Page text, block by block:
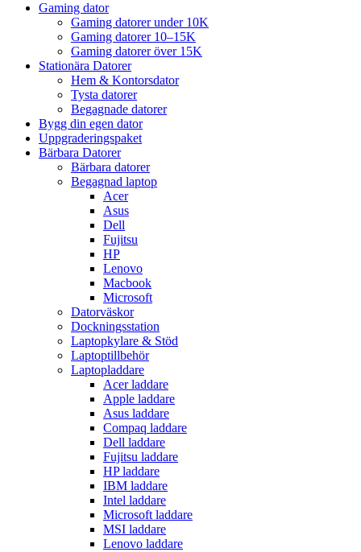
Gaming dator
Gaming datorer under 10K
Gaming datorer 10–15K
Gaming datorer över 15K
Stationära Datorer
Hem & Kontorsdator
Tysta datorer
Begagnade datorer
Bygg din egen dator
Uppgraderingspaket
Bärbara Datorer
Bärbara datorer
Begagnad laptop
Acer
Asus
Dell
Fujitsu
HP
Lenovo
Macbook
Microsoft
Datorväskor
Dockningsstation
Laptopkylare & Stöd
Laptoptillbehör
Laptopladdare
Acer laddare
Apple laddare
Asus laddare
Compaq laddare
Dell laddare
Fujitsu laddare
HP laddare
IBM laddare
Intel laddare
Microsoft laddare
MSI laddare
Lenovo laddare